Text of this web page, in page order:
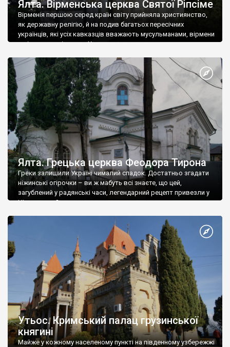
Ялта. Вірменська церква Святої Ріпсіме
Вірменія першою серед країн світу прийняла християнство,
як державну релігію, й на подив багатьох пересічних
українців, які усіх кавказців вважають мусульманами, вірмени
є відданими вірянами Христа
Ялта. Грецька церква Феодора Тирона
Греки залишили Україні чималий спадок. Достатньо згадати
ніжинські огірочки – ви ж мабуть всі знаєте, що цей,
загублений у радянські часи, легендарний рецепт привезли у
Ніжин греки?
Утьос. Кримський палац грузинської
княгині
Майже у кожному населеному пункті на південному узбережжі